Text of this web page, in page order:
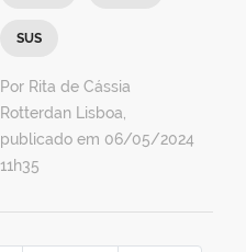
SUS
Por Rita de Cássia
Rotterdan Lisboa,
publicado em 06/05/2024
11h35